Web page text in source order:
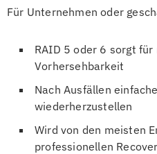
Für Unternehmen oder
RAID 5 oder 6 sorgt
Vorhersehbarkeit
Nach Ausfällen
wiederherzustellen
Wird von den meisten
professionellen